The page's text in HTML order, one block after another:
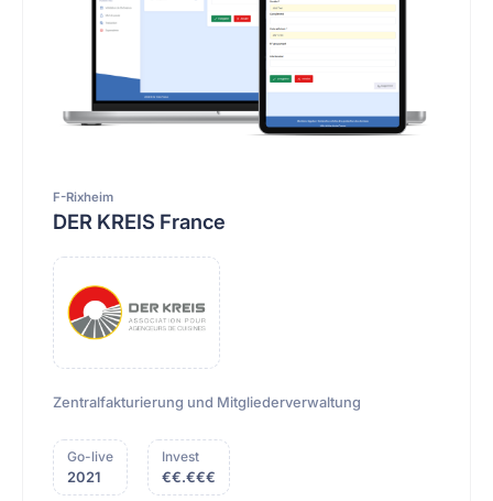
F-Rixheim
DER KREIS France
Zentralfakturierung und Mitgliederverwaltung
Go-live
2021
Invest
€€.€€€